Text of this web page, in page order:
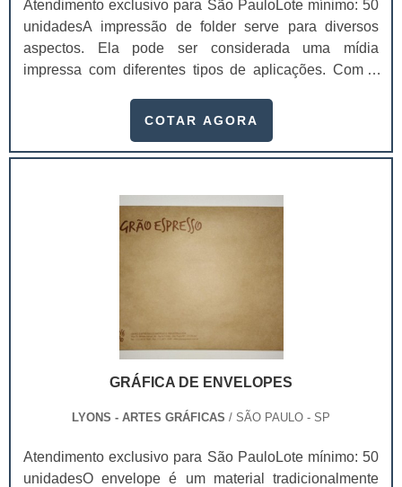
Atendimento exclusivo para São PauloLote mínimo: 50
unidadesA impressão de folder serve para diversos
aspectos. Ela pode ser considerada uma mídia
impressa com diferentes tipos de aplicações. Com a
altamente informativo e de circulação rápida.Funções
Apresentar uma marca; Divulgar uma pessoa ou
Entre outros.No folder dá para incluir orientações e até .
COTAR AGORA
GRÁFICA DE ENVELOPES
LYONS - ARTES GRÁFICAS / SÃO PAULO - SP
Atendimento exclusivo para São PauloLote mínimo: 50
unidadesO envelope é um material tradicionalmente